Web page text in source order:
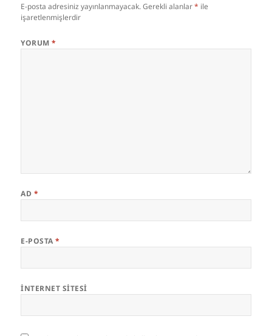
E-posta adresiniz yayınlanmayacak. Gerekli alanlar* ile
işaretlenmişlerdir
YORUM*
AD *
E-POSTA*
İNTERNET SITESI